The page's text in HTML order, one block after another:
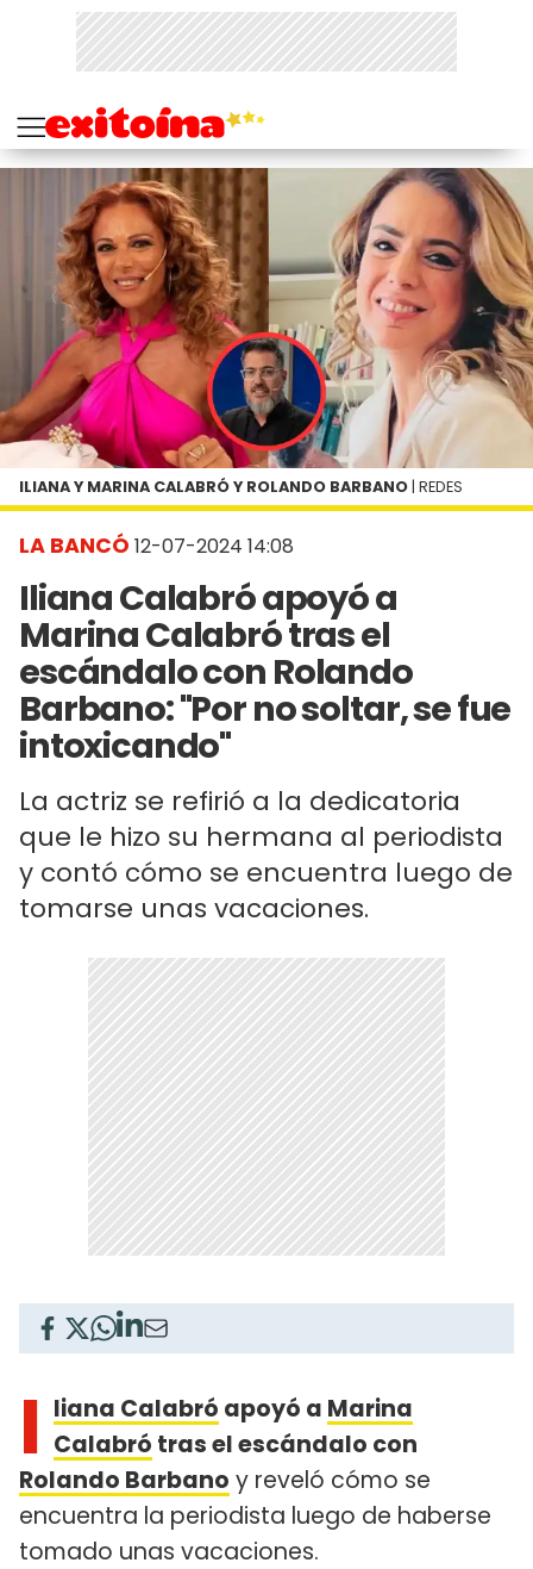
LA BANCÓ 12-07-2024 14:08
Iliana Calabró apoyó a
Marina Calabró tras el
escándalo con Rolando
Barbano: "Por no soltar, se fue
intoxicando"
La actriz se refirió a la dedicatoria
que le hizo su hermana al periodista
y contó cómo se encuentra luego de
tomarse unas vacaciones.
ILIANA Y MARINA CALABRÓ Y ROLANDO BARBANO | REDES
I liana Calabró apoyó a Marina
Calabró tras el escándalo con
Rolando Barbano y reveló cómo se
encuentra la periodista luego de haberse
tomado unas vacaciones.